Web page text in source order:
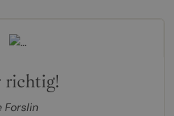
richtig!
Forslin